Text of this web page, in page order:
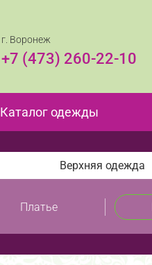
г. Воронеж
+7 (473) 260-22-10
Каталог одежды
Верхняя одежда
Платье